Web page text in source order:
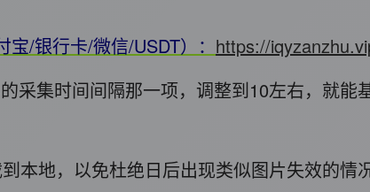
/银行卡/微信/USDT）： https://
采集时间间隔那一项，调整到10左右，就能
地，以免杜绝日后出现类似图片失效的情况